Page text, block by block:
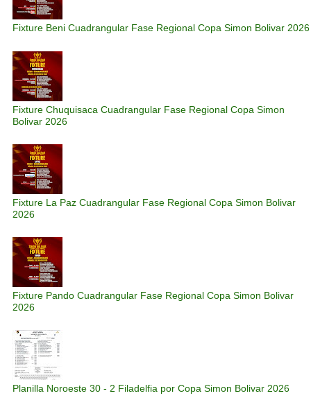
Fixture Beni Cuadrangular Fase Regional Copa Simon Bolivar 2026
Fixture Chuquisaca Cuadrangular Fase Regional Copa Simon
Bolivar 2026
Fixture La Paz Cuadrangular Fase Regional Copa Simon Bolivar
2026
Fixture Pando Cuadrangular Fase Regional Copa Simon Bolivar
2026
Planilla Noroeste 30 - 2 Filadelfia por Copa Simon Bolivar 2026